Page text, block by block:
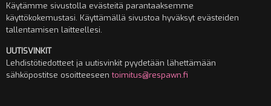
Käytämme sivustolla evästeitä parantaaksemme
käyttökokemustasi. Käyttämällä sivustoa hyväksyt evästeiden
tallentamisen laitteellesi.
UUTISVINKIT
Lehdistötiedotteet ja uutisvinkit pyydetään lähettämään
sähköpostitse osoitteeseentoimitus@respawn.fi